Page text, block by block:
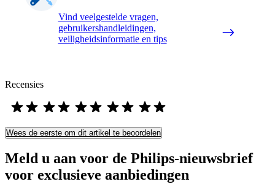
Vind veelgestelde vragen,
gebruikershandleidingen,
veiligheidsinformatie en tips
Recensies
Wees de eerste om dit artikel te beoordelen
Meld u aan voor de Philips-nieuwsbrief
voor exclusieve aanbiedingen